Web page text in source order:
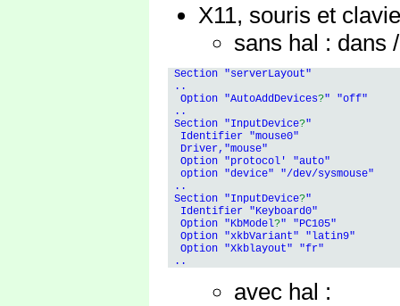
X11, souris et
sans hal : dans
Section "serverLayout"
..
  Option "AutoAddDevices
?" "off"
..
Section "InputDevice?"
  Identifier "mouse0"
  Driver,"mouse"
  Option "protocol' "auto"
  option "device" "/dev/sysmouse"
..
Section "InputDevice?"
  Identifier "Keyboard0"
  Option "KbModel
?" "PC105"
  Option "xkbVariant" "latin9"
  Option "Xkblayout" "fr"
avec hal :